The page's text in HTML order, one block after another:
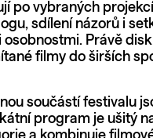
po vybraných
sdílení názorů i
Právě
filmy do širších
součástí festivalu
program je ušitý